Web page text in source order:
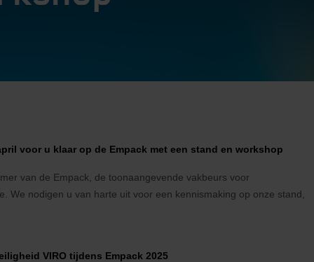
voor u klaar op de Empack met een stand en workshop
van de Empack, de toonaangevende vakbeurs voor
We nodigen u van harte uit voor een kennismaking op onze stand,
VIRO tijdens Empack 2025